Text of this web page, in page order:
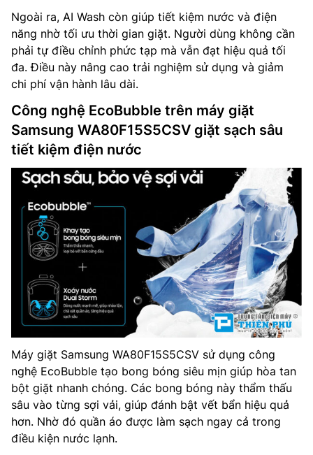
Ngoài ra, AI Wash còn giúp tiết kiệm nước và điện
năng nhờ tối ưu thời gian giặt. Người dùng không cần
phải tự điều chỉnh phức tạp mà vẫn đạt hiệu quả tối
đa. Điều này nâng cao trải nghiệm sử dụng và giảm
chi phí vận hành lâu dài.
Công nghệ EcoBubble trên máy giặt
Samsung WA80F15S5CSV giặt sạch sâu
tiết kiệm điện nước
Máy giặt Samsung WA80F15S5CSV sử dụng công
nghệ EcoBubble tạo bong bóng siêu mịn giúp hòa tan
bột giặt nhanh chóng. Các bong bóng này thẩm thấu
sâu vào từng sợi vải, giúp đánh bật vết bẩn hiệu quả
hơn. Nhờ đó quần áo được làm sạch ngay cả trong
điều kiện nước lạnh.